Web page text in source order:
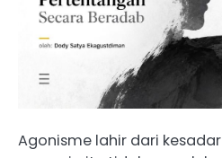
Agonisme lahir dari